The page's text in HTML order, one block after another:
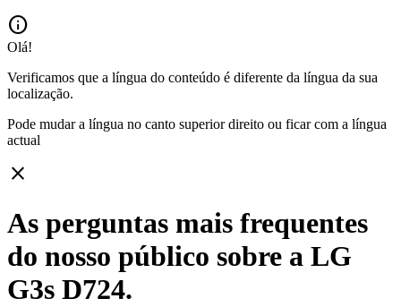
info
Olá!
Verificamos que a língua do conteúdo é diferente da língua da sua
localização.
Pode mudar a língua no canto superior direito ou ficar com a língua
actual
close
As perguntas mais frequentes
do nosso público sobre a LG
G3s D724.